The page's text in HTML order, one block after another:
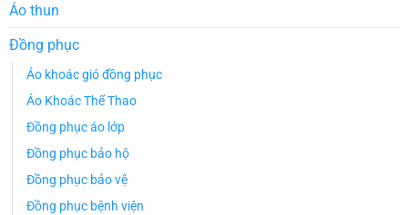
Áo thun
Đồng phục
Áo khoác gió đồng phục
Áo Khoác Thể Thao
Đồng phục áo lớp
Đồng phục bảo hộ
Đồng phục bảo vệ
Đồng phục bệnh viện